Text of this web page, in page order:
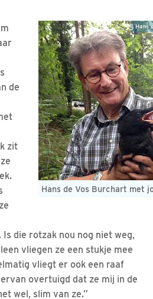
Hans de Vos Burchart met
Hans
de
zit
die rotzak nou nog niet weg,
vliegen ze een stukje mee
vliegt er ook een raaf
overtuigd dat ze mij in de
wel, slim van ze.”